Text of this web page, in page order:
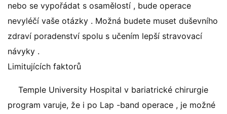
nebo se vypořádat s osamělostí , bude operace
nevyléčí vaše otázky . Možná budete muset duševního
zdraví poradenství spolu s učením lepší stravovací
návyky .
Limitujících faktorů
Temple University Hospital v bariatrické chirurgie
program varuje, že i po Lap -band operace , je možné